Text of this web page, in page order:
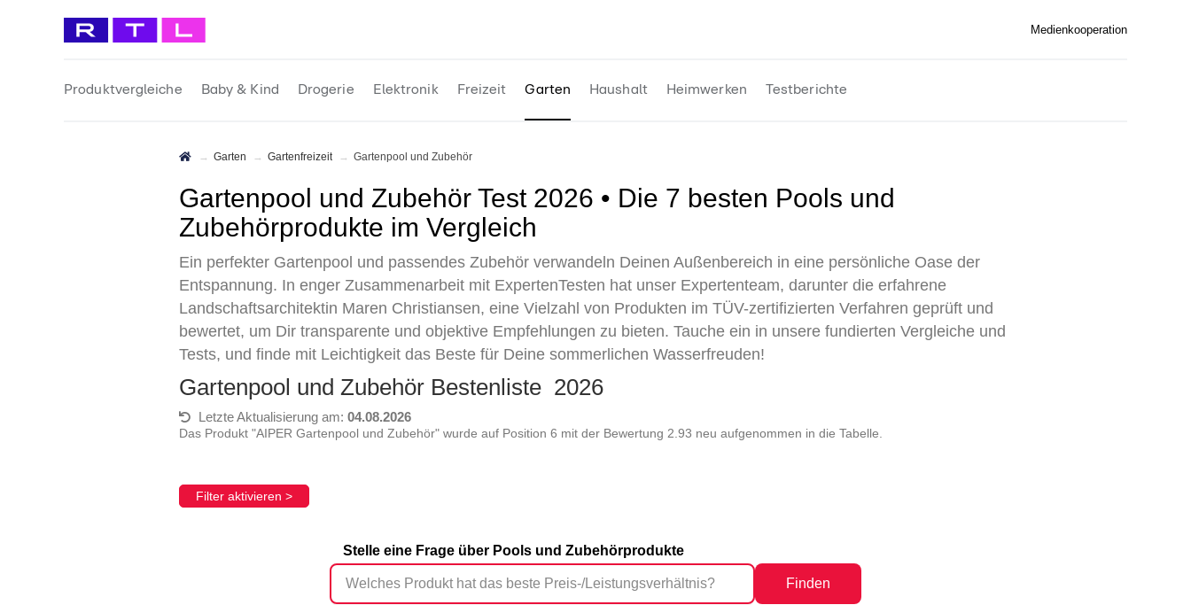
Medienkooperation
Produktvergleiche Baby & Kind Drogerie Elektronik Freizeit Garten Haushalt Heimwerken Testberichte
Garten Gartenfreizeit Gartenpool und Zubehör
Gartenpool und Zubehör Test 2026 • Die 7 besten Pools und
Zubehörprodukte im Vergleich
Ein perfekter Gartenpool und passendes Zubehör verwandeln Deinen Außenbereich in eine persönliche Oase der
Entspannung. In enger Zusammenarbeit mit ExpertenTesten hat unser Expertenteam, darunter die erfahrene
Landschaftsarchitektin Maren Christiansen, eine Vielzahl von Produkten im TÜV-zertifizierten Verfahren geprüft und
bewertet, um Dir transparente und objektive Empfehlungen zu bieten. Tauche ein in unsere fundierten Vergleiche und
Tests, und finde mit Leichtigkeit das Beste für Deine sommerlichen Wasserfreuden!
Gartenpool und Zubehör Bestenliste 2026
Letzte Aktualisierung am: 04.08.2026
Das Produkt "AIPER Gartenpool und Zubehör" wurde auf Position 6 mit der Bewertung 2.93 neu aufgenommen in die Tabelle.
Filter aktivieren >
Stelle eine Frage über Pools und Zubehörprodukte
Finden